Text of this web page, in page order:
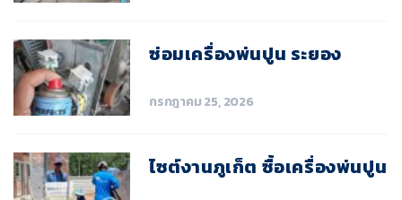
กรกฎาคม 25, 2026
ซ่อมเครื่องพ่นปูน ระยอง
ไซต์งานภูเก็ต ซื้อเครื่องพ่นปูน